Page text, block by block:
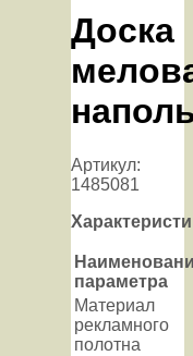
Доска
Артикул:
1485081
параметра
Материал
рекламного
полотна